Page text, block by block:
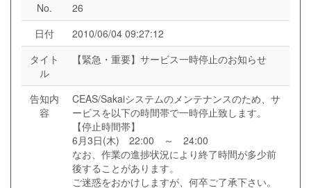
No.
26
日付
2010/06/04 09:27:12
タイト
ル
【緊急・重要】サービス一時停止のお知らせ
告知内
容
CEAS/Sakaiシステムのメンテナンスのため、サ
ービスを以下の時間帯で一時停止致します。
【停止時間帯】
6月3日(木) 22:00 ～ 24:00
なお、作業の進捗状況により終了時間が多少前
後することがあります。
ご迷惑をおかけしますが、何卒ご了承下さい。